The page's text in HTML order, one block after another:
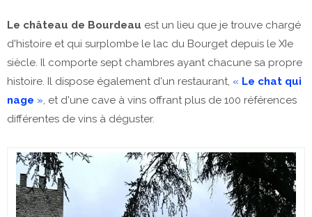
Le château de Bourdeau est un lieu que je trouve chargé
d'histoire et qui surplombe le lac du Bourget depuis le XIe
siècle. Il comporte sept chambres ayant chacune sa propre
histoire. Il dispose également d'un restaurant, « Le chat qui
nage » , et d'une cave à vins offrant plus de 100 références
différentes de vins à déguster.